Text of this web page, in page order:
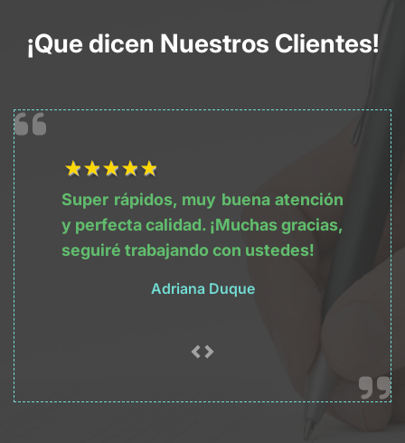
¡Que dicen Nuestros Clientes!
1Título
2Título
3Título
4Título
Super rápidos, muy buena atención
y perfecta calidad. ¡Muchas gracias,
seguiré trabajando con ustedes!
Adriana Duque